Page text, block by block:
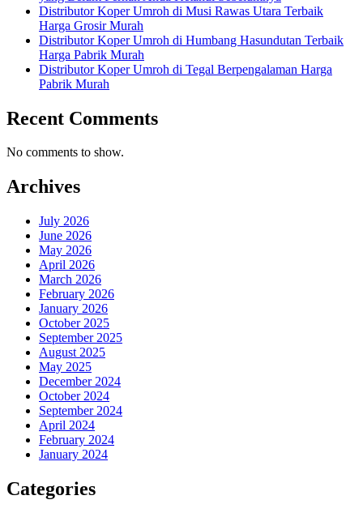
Distributor Koper Umroh di Musi Rawas Utara Terbaik
Harga Grosir Murah
Distributor Koper Umroh di Humbang Hasundutan Terbaik
Harga Pabrik Murah
Distributor Koper Umroh di Tegal Berpengalaman Harga
Pabrik Murah
Recent Comments
No comments to show.
Archives
July 2026
June 2026
May 2026
April 2026
March 2026
February 2026
January 2026
October 2025
September 2025
August 2025
May 2025
December 2024
October 2024
September 2024
April 2024
February 2024
January 2024
Categories